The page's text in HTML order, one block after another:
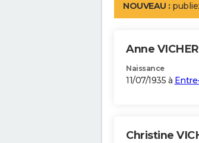
NOUVEAU :
Anne
Naissance
11/07/1935 à
Christine